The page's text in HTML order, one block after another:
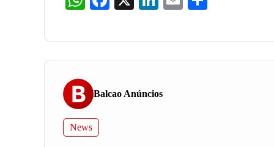
Balcao Anúncios
News